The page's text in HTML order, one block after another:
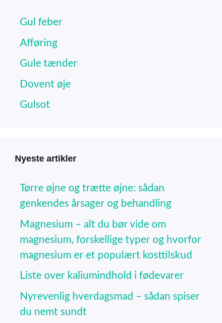
Gul feber
Afføring
Gule tænder
Dovent øje
Gulsot
Nyeste artikler
Tørre øjne og trætte øjne: sådan
genkendes årsager og behandling
Magnesium – alt du bør vide om
magnesium, forskellige typer og hvorfor
magnesium er et populært kosttilskud
Liste over kaliumindhold i fødevarer
Nyrevenlig hverdagsmad – sådan spiser
du nemt sundt